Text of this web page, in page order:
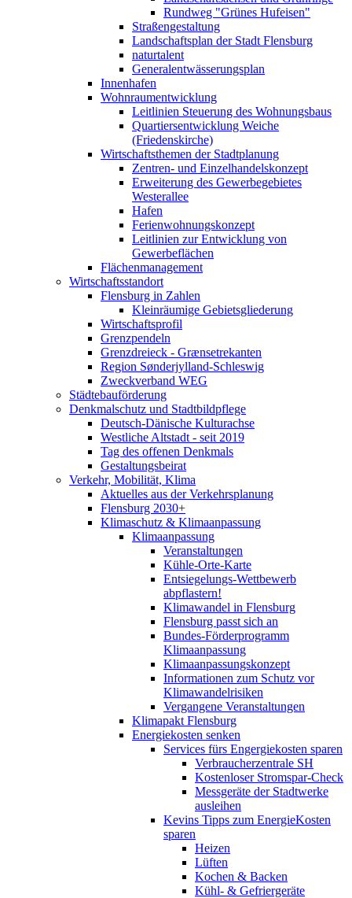
Rundweg "Grünes Hufeisen"
Straßengestaltung
Landschaftsplan der Stadt Flensburg
naturtalent
Generalentwässerungsplan
Innenhafen
Wohnraumentwicklung
Leitlinien Steuerung des Wohnungsbaus
Quartiersentwicklung Weiche
(Friedenskirche)
Wirtschaftsthemen der Stadtplanung
Zentren- und Einzelhandelskonzept
Erweiterung des Gewerbegebietes
Westerallee
Hafen
Ferienwohnungskonzept
Leitlinien zur Entwicklung von
Gewerbeflächen
Flächenmanagement
Wirtschaftsstandort
Flensburg in Zahlen
Kleinräumige Gebietsgliederung
Wirtschaftsprofil
Grenzpendeln
Grenzdreieck - Grænsetrekanten
Region Sønderjylland-Schleswig
Zweckverband WEG
Städtebauförderung
Denkmalschutz und Stadtbildpflege
Deutsch-Dänische Kulturachse
Westliche Altstadt - seit 2019
Tag des offenen Denkmals
Gestaltungsbeirat
Verkehr, Mobilität, Klima
Aktuelles aus der Verkehrsplanung
Flensburg 2030+
Klimaschutz & Klimaanpassung
Klimaanpassung
Veranstaltungen
Kühle-Orte-Karte
Entsiegelungs-Wettbewerb
abpflastern!
Klimawandel in Flensburg
Flensburg passt sich an
Bundes-Förderprogramm
Klimaanpassung
Klimaanpassungskonzept
Informationen zum Schutz vor
Klimawandelrisiken
Vergangene Veranstaltungen
Klimapakt Flensburg
Energiekosten senken
Services fürs Engergiekosten sparen
Verbraucherzentrale SH
Kostenloser Stromspar-Check
Messgeräte der Stadtwerke
ausleihen
Kevins Tipps zum EnergieKosten
sparen
Heizen
Lüften
Kochen & Backen
Kühl- & Gefriergeräte